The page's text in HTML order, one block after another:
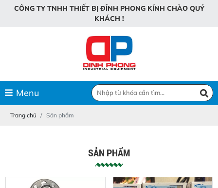
CÔNG TY TNHH THIẾT BỊ ĐỈNH PHONG KÍNH CHÀO QUÝ
KHÁCH !
Menu
Trang chủ Sản phẩm
SẢN PHẨM